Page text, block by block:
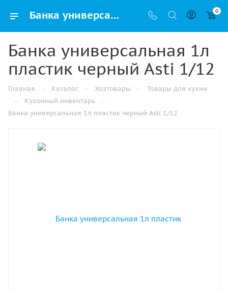
Банка универсальная 1л пластик черный Asti 1/12 купить в Нижнем Новгороде с доставкой оптом и в розницу 0
Банка универсальная 1л
пластик черный Asti 1/12
Главная — Каталог — Хозтовары — Товары для кухни
— Кухонный инвентарь —
Банка универсальная 1л пластик черный Asti 1/12